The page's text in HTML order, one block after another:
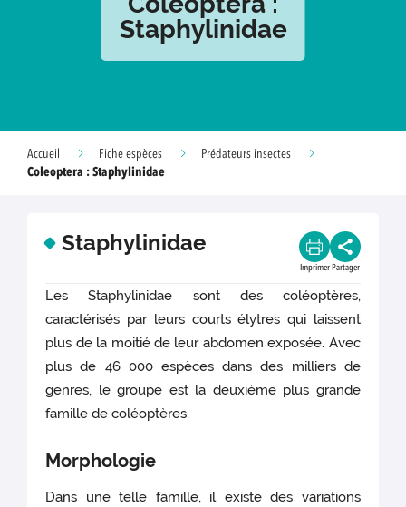
Staphylinidae
Accueil Fiche espèces
Prédateurs insectes
Coleoptera : Staphylinidae
Staphylinidae
Imprimer Partager
Les Staphylinidae sont des coléoptères,
caractérisés par leurs courts élytres qui laissent
plus de la moitié de leur abdomen exposée. Avec
plus de 46 000 espèces dans des milliers de
genres, le groupe est la deuxième plus grande
famille de coléoptères.
Morphologie
Dans une telle famille, il existe des variations